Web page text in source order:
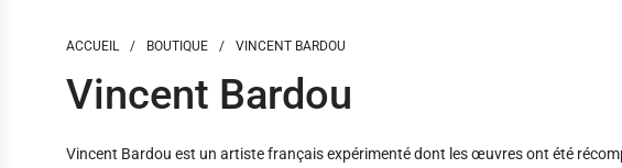
ACCUEIL / BOUTIQUE / VINCENT BARDOU
Vincent Bardou
Vincent Bardou est un artiste français expérimenté dont les œuvres ont été